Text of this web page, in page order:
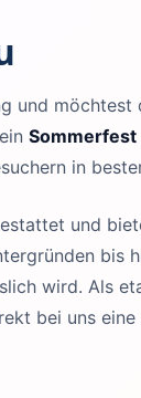
und
Sommerfest
in
und
wird. Als
bei uns eine